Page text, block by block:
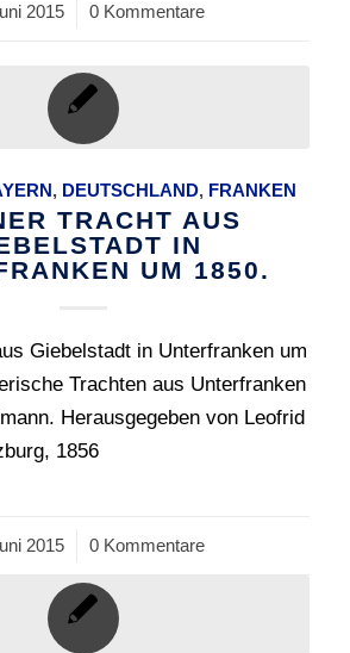
2015
/ 0 Kommentare
, DEUTSCHLAND, FRANKEN
TRACHT AUS
IN
UM 1850.
Giebelstadt in Unterfranken um
Trachten aus Unterfranken
Herausgegeben von Leofrid
1856
2015
/ 0 Kommentare